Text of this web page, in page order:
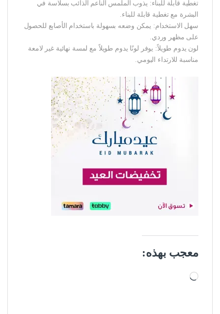
تغطية قابلة للبناء: يذوب الملمس الناعم الذائب بسلاسة في
البشرة مع تغطية قابلة للبناء.
سهل الاستخدام: يمكن وضعه بسهولة باستخدام الأصابع للحصول
على مظهر وردي.
لون يدوم طويلاً: يوفر لونًا يدوم طويلاً مع لمسة نهائية غير لامعة
مناسبة للارتداء اليومي.
معجب بهذه:
جاري التحميل…